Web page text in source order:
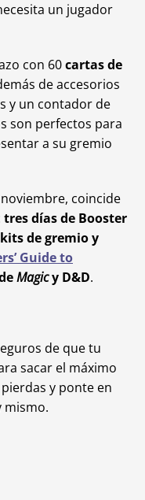
un jugador
con 60cartas de
de accesorios
y un contador de
son perfectos para
a su gremio
coincide
tres días de Booster
de gremio y
Guide to
Magicy D&D.
de que tu
sacar el máximo
y ponte en